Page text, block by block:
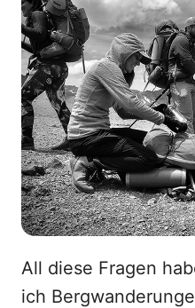
All diese Fragen
ich